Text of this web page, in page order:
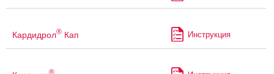
Кардидрол® Кап Инструкция
®